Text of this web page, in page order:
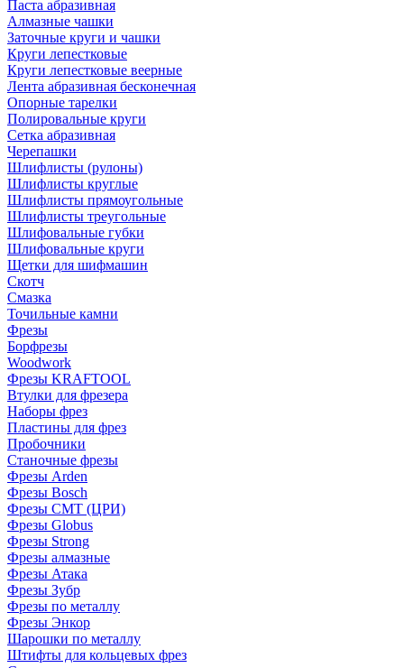
Паста абразивная
Алмазные чашки
Заточные круги и чашки
Круги лепестковые
Круги лепестковые веерные
Лента абразивная бесконечная
Опорные тарелки
Полировальные круги
Сетка абразивная
Черепашки
Шлифлисты (рулоны)
Шлифлисты круглые
Шлифлисты прямоугольные
Шлифлисты треугольные
Шлифовальные губки
Шлифовальные круги
Щетки для шифмашин
Скотч
Смазка
Точильные камни
Фрезы
Борфрезы
Woodwork
Фрезы KRAFTOOL
Втулки для фрезера
Наборы фрез
Пластины для фрез
Пробочники
Станочные фрезы
Фрезы Arden
Фрезы Bosch
Фрезы CMT (ЦРИ)
Фрезы Globus
Фрезы Strong
Фрезы алмазные
Фрезы Атака
Фрезы Зубр
Фрезы по металлу
Фрезы Энкор
Шарошки по металлу
Штифты для кольцевых фрез